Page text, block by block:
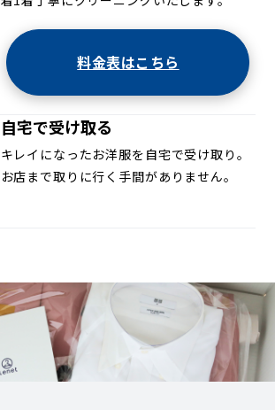
料金表はこちら
自宅で受け取る
キレイになったお洋服を自宅で受け取り。
お店まで取りに行く手間がありません。